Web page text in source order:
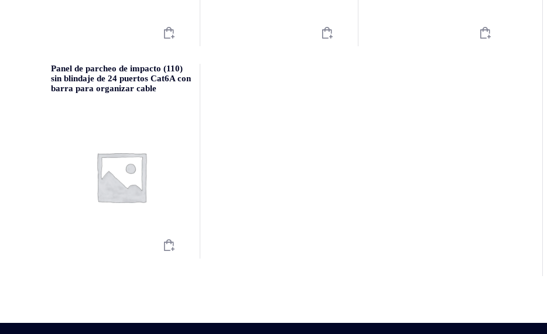
Panel de parcheo de impacto (110)
sin blindaje de 24 puertos Cat6A con
barra para organizar cable